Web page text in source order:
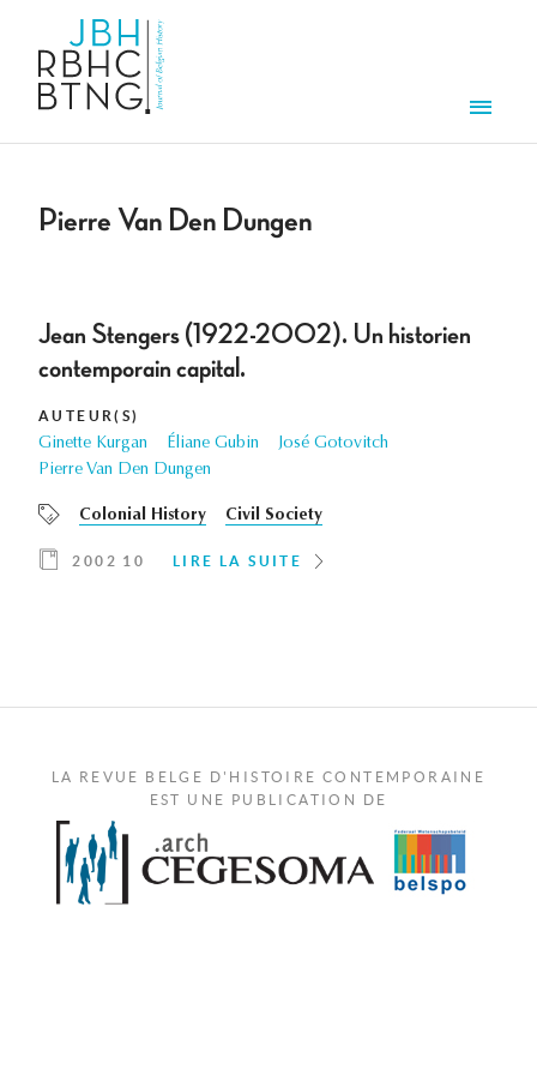
Pierre Van Den Dungen
Jean Stengers (1922-2002). Un historien
contemporain capital.
AUTEUR(S)
Ginette Kurgan Éliane Gubin
José Gotovitch
Pierre Van Den Dungen
Colonial History Civil Society
2002 10 LIRE LA SUITE
LA REVUE BELGE D'HISTOIRE CONTEMPORAINE
EST UNE PUBLICATION DE